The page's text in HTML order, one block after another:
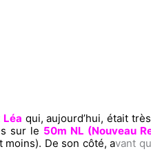
Léa qui, aujourd’hui, était
sur le 50m NL (Nouveau
moins). De son côté, avant